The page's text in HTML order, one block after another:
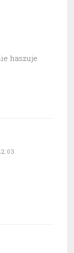
haszuje